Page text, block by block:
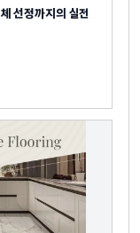
선정까지의 실전